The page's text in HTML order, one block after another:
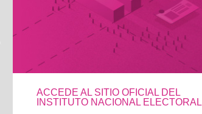
ACCEDE AL SITIO OFICIAL DEL
INSTITUTO NACIONAL ELECTORAL